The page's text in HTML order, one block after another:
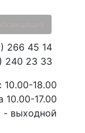
266 45 14
240 23 33
10.00-18.00
10.00-17.00
- выходной